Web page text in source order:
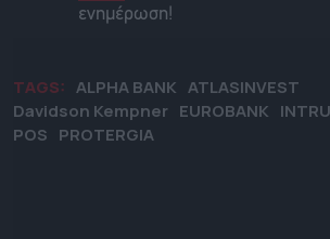
ενημέρωση!
TAGS: ALPHA BANK ATLASINVEST
Davidson Kempner EUROBANK
POS PROTERGIA